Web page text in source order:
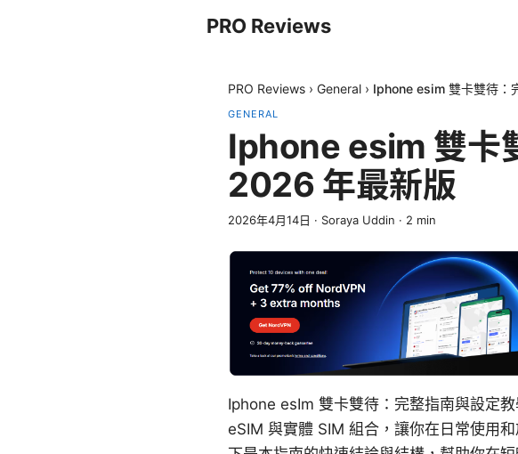
PRO Reviews
PRO Reviews › General › Iphone esim 雙卡雙待：
GENERAL
Iphone esim 雙卡
2026 年最新版
2026年4月14日 · Soraya Uddin · 2 min
Iphone esIm 雙卡雙待：完整指南與設定
eSIM 與實體 SIM 組合，讓你在日常使用